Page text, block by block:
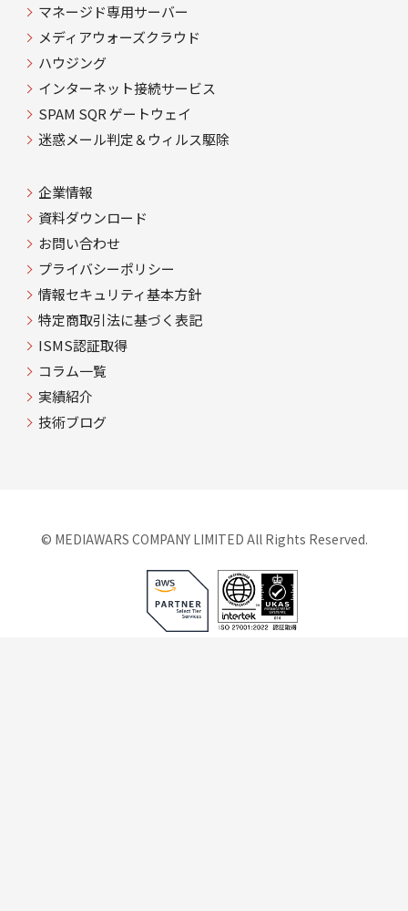
マネージド専用サーバー
メディアウォーズクラウド
ハウジング
インターネット接続サービス
SPAM SQR ゲートウェイ
迷惑メール判定＆ウィルス駆除
企業情報
資料ダウンロード
お問い合わせ
プライバシーポリシー
情報セキュリティ基本方針
特定商取引法に基づく表記
ISMS認証取得
コラム一覧
実績紹介
技術ブログ
© MEDIAWARS COMPANY LIMITED All Rights Reserved.